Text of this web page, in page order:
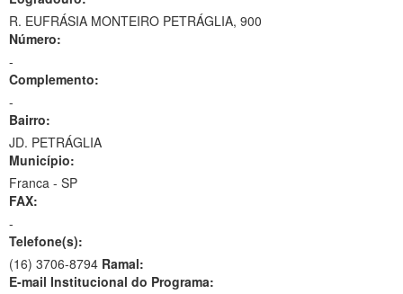
R. EUFRÁSIA MONTEIRO PETRÁGLIA, 900
Número:
-
Complemento:
-
Bairro:
JD. PETRÁGLIA
Município:
Franca - SP
FAX:
-
Telefone(s):
(16) 3706-8794 Ramal:
E-mail Institucional do Programa: